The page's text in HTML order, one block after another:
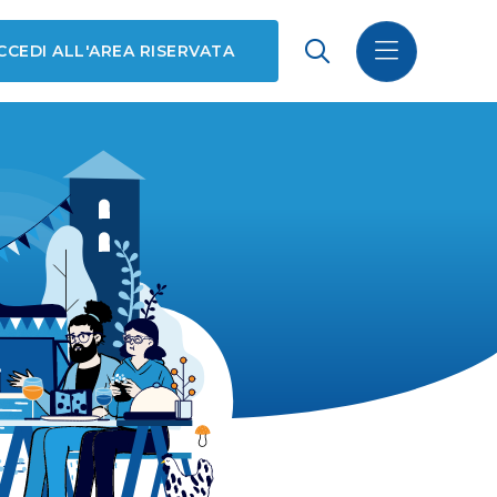
ALL'AREA RISERVATA